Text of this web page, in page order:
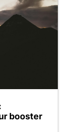
booster